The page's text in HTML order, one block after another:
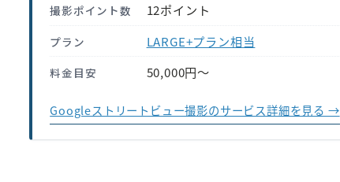
撮影ポイント数 12ポイント
プラン LARGE+プラン相当
料金目安 50,000円〜
Googleストリートビュー撮影のサービス詳細を見る →